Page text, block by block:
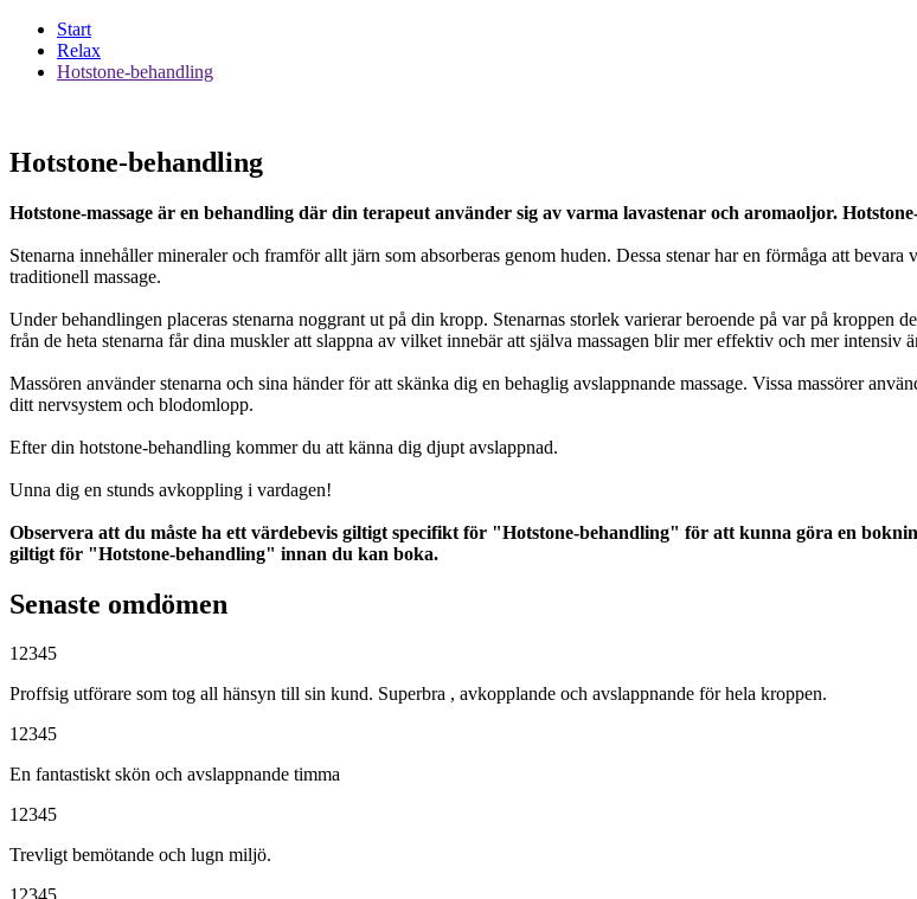
Start
Relax
Hotstone-behandling
Hotstone-behandling
Hotstone-massage är en behandling där din terapeut använder sig av varma lavastenar och aromaoljor.
Stenarna innehåller mineraler och framför allt järn som absorberas genom huden. Dessa stenar har en förmåga att
traditionell massage.
Under behandlingen placeras stenarna noggrant ut på din kropp. Stenarnas storlek varierar beroende på var på
från de heta stenarna får dina muskler att slappna av vilket innebär att själva massagen blir mer effektiv och mer intensiv
Massören använder stenarna och sina händer för att skänka dig en behaglig avslappnande massage. Vissa massörer
ditt nervsystem och blodomlopp.
Efter din hotstone-behandling kommer du att känna dig djupt avslappnad.
Unna dig en stunds avkoppling i vardagen!
Observera att du måste ha ett värdebevis giltigt specifikt för "Hotstone-behandling" för att kunna göra en
giltigt för "Hotstone-behandling" innan du kan boka.
Senaste omdömen
12345
Proffsig utförare som tog all hänsyn till sin kund. Superbra , avkopplande och avslappnande för hela kroppen.
12345
En fantastiskt skön och avslappnande timma
12345
Trevligt bemötande och lugn miljö.